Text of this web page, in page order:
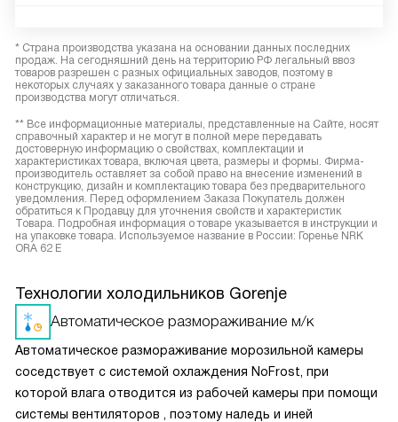
* Страна производства указана на основании данных последних
продаж. На сегодняшний день на территорию РФ легальный ввоз
товаров разрешен с разных официальных заводов, поэтому в
некоторых случаях у заказанного товара данные о стране
производства могут отличаться.
** Все информационные материалы, представленные на Сайте, носят
справочный характер и не могут в полной мере передавать
достоверную информацию о свойствах, комплектации и
характеристиках товара, включая цвета, размеры и формы. Фирма-
производитель оставляет за собой право на внесение изменений в
конструкцию, дизайн и комплектацию товара без предварительного
уведомления. Перед оформлением Заказа Покупатель должен
обратиться к Продавцу для уточнения свойств и характеристик
Товара. Подробная информация о товаре указывается в инструкции и
на упаковке товара. Используемое название в России: Горенье NRK
ORA 62 E
Технологии холодильников Gorenje
Автоматическое размораживание м/к
Автоматическое размораживание морозильной камеры
соседствует с системой охлаждения NoFrost, при
которой влага отводится из рабочей камеры при помощи
системы вентиляторов , поэтому наледь и иней